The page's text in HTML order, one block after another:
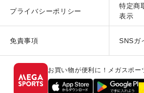
プライバシーポリシー
特定商
表示
免責事項 SNSガ
お買い物が便利に！メガスポー